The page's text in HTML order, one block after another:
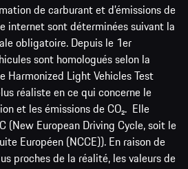
de carburant et d’émissions de
internet sont déterminées suivant la
obligatoire. Depuis le 1er
sont homologués selon la
Harmonized Light Vehicles Test
réaliste en ce qui concerne le
et les émissions de CO₂. Elle
(New European Driving Cycle, soit le
Européen (NCCE)). En raison de
proches de la réalité, les valeurs de